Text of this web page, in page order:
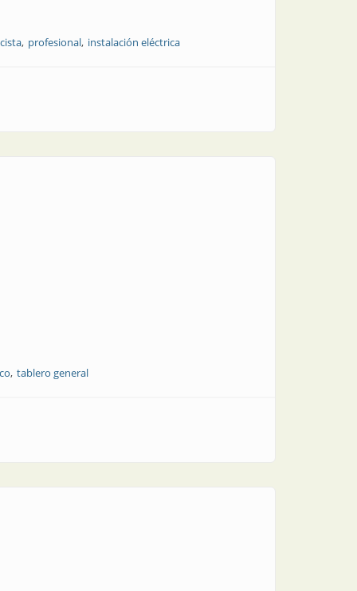
profesional instalación eléctrica
tablero general